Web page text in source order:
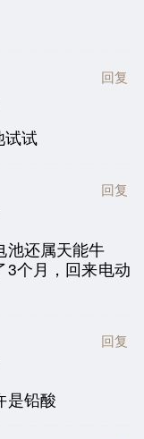
回复
试试
回复
池还属天能牛
3个月，回来电动
回复
是铅酸